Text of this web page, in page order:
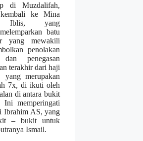
di Muzdalifah,
ke Mina
Iblis, yang
batu
yang mewakili
penolakan
penegasan
terakhir dari haji
yang merupakan
7x, di ikuti oleh
di antara bukit
memperingati
Ibrahim AS, yang
– bukit untuk
Ismail.